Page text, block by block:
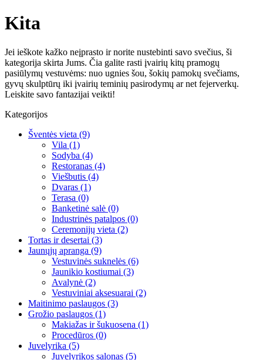
Kita
Jei ieškote kažko neįprasto ir norite nustebinti savo svečius, ši
kategorija skirta Jums. Čia galite rasti įvairių kitų pramogų
pasiūlymų vestuvėms: nuo ugnies šou, šokių pamokų svečiams,
gyvų skulptūrų iki įvairių teminių pasirodymų ar net fejerverkų.
Leiskite savo fantazijai veikti!
Kategorijos
Šventės vieta (9)
Vila (1)
Sodyba (4)
Restoranas (4)
Viešbutis (4)
Dvaras (1)
Terasa (0)
Banketinė salė (0)
Industrinės patalpos (0)
Ceremonijų vieta (2)
Tortas ir desertai (3)
Jaunųjų apranga (9)
Vestuvinės suknelės (6)
Jaunikio kostiumai (3)
Avalynė (2)
Vestuviniai aksesuarai (2)
Maitinimo paslaugos (3)
Grožio paslaugos (1)
Makiažas ir šukuosena (1)
Procedūros (0)
Juvelyrika (5)
Juvelyrikos salonas (5)